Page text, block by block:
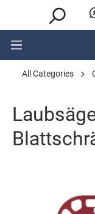
All Categories